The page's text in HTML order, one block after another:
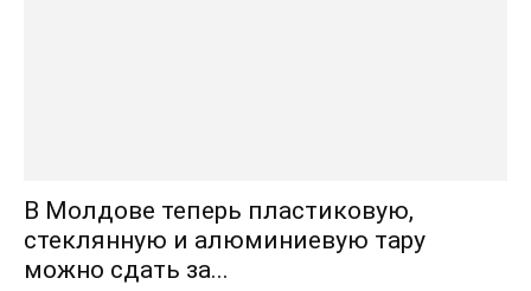
В Молдове теперь пластиковую,
стеклянную и алюминиевую тару
можно сдать за...